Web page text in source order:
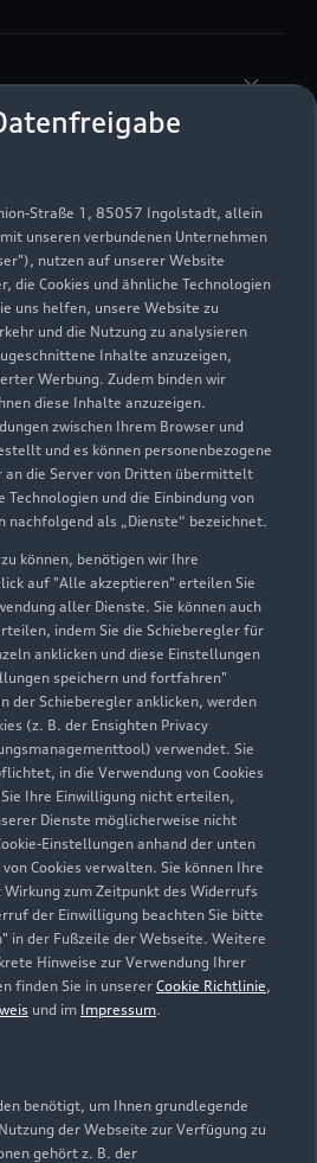
Straße 1, 85057 Ingolstadt, allein
unseren verbundenen Unternehmen
nutzen auf unserer Website
die Cookies und ähnliche Technologien
uns helfen, unsere Website zu
und die Nutzung zu analysieren
Inhalte anzuzeigen,
Werbung. Zudem binden wir
diese Inhalte anzuzeigen.
zwischen Ihrem Browser und
und es können personenbezogene
an die Server von Dritten übermittelt
Technologien und die Einbindung von
als „Dienste“ bezeichnet.
können, benötigen wir Ihre
auf "Alle akzeptieren" erteilen Sie
aller Dienste. Sie können auch
indem Sie die Schieberegler für
anklicken und diese Einstellungen
speichern und fortfahren"
der Schieberegler anklicken, werden
(z. B. der Ensighten Privacy
verwendet. Sie
in die Verwendung von Cookies
Ihre Einwilligung nicht erteilen,
Dienste möglicherweise nicht
Einstellungen anhand der unten
Cookies verwalten. Sie können Ihre
zum Zeitpunkt des Widerrufs
der Einwilligung beachten Sie bitte
in der Fußzeile der Webseite. Weitere
Hinweise zur Verwendung Ihrer
finden Sie in unserer Cookie Richtlinie,
und im Impressum.
benötigt, um Ihnen grundlegende
der Webseite zur Verfügung zu
gehört z. B. der